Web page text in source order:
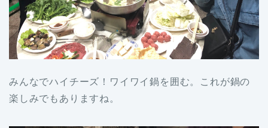
みんなでハイチーズ！ワイワイ鍋を囲む。これが鍋の
楽しみでもありますね。